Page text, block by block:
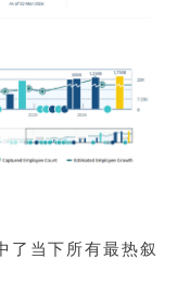
了当下所有最热叙